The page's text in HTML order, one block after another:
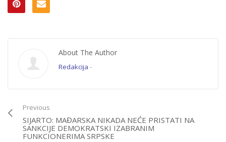
About The Author
Redakcija -
Previous
SIJARTO: MAĐARSKA NIKADA NEĆE PRISTATI NA
SANKCIJE DEMOKRATSKI IZABRANIM
FUNKCIONERIMA SRPSKE